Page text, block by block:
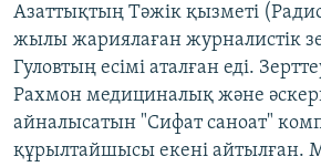
Азаттықтың Тәжік қызметі
жылы жариялаған журналистік
Гуловтың есімі аталған еді.
Рахмон медициналық және
айналысатын "Сифат саноат"
құрылтайшысы екені айтылған.